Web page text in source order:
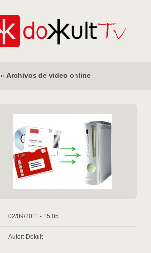
» Archivos de video online
02/09/2011 - 15:05
Autor: Dokult